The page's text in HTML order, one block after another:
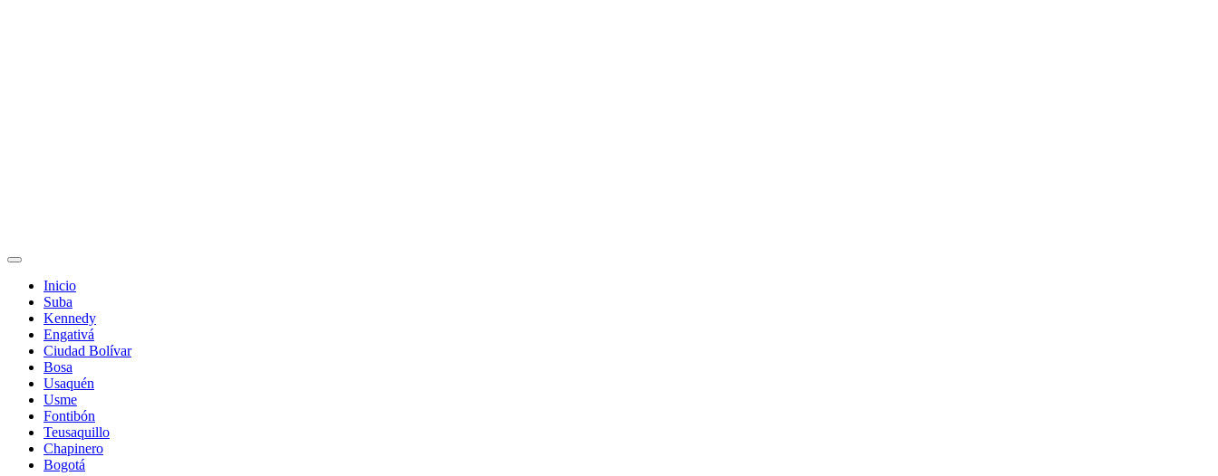
Inicio
Suba
Kennedy
Engativá
Ciudad Bolívar
Bosa
Usaquén
Usme
Fontibón
Teusaquillo
Chapinero
Bogotá